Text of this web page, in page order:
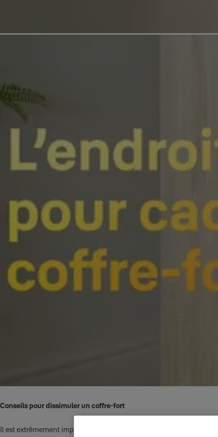
Conseils pour dissimuler un coffre-fort
Il est extrêmement important de sécuriser vos biens de valeur, que